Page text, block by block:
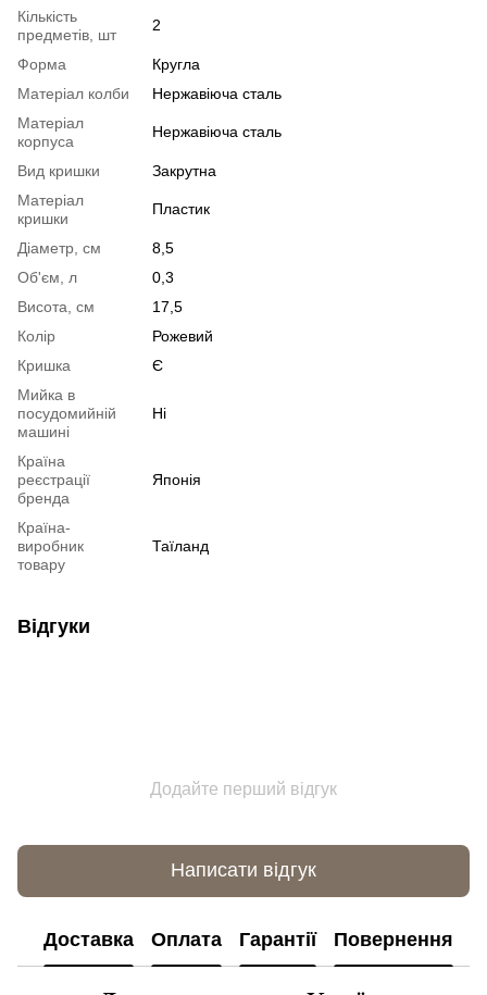
Кількість
предметів, шт
2
Форма
Кругла
Матеріал колби
Нержавіюча сталь
Матеріал
корпуса
Нержавіюча сталь
Вид кришки
Закрутна
Матеріал
кришки
Пластик
Діаметр, см
8,5
Об'єм, л
0,3
Висота, см
17,5
Колір
Рожевий
Кришка
Є
Мийка в
посудомийній
машині
Ні
Країна
реєстрації
бренда
Японія
Країна-
виробник
товару
Таїланд
Відгуки
Додайте перший відгук
Написати відгук
Доставка Оплата Гарантії Повернення